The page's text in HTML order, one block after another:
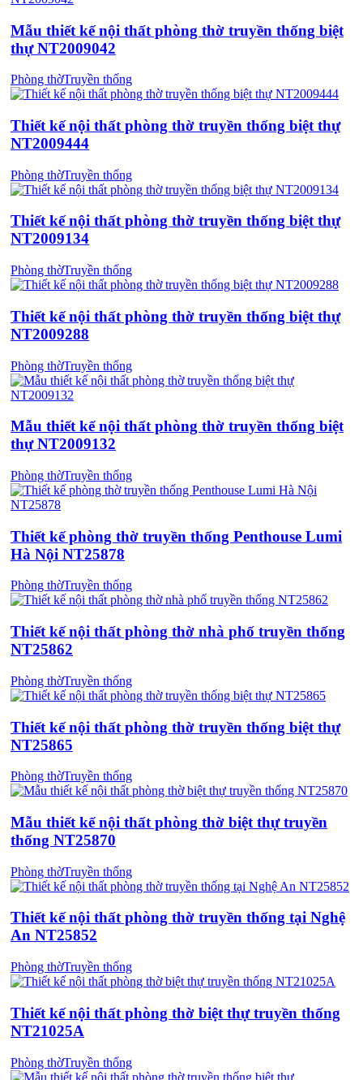
Mẫu thiết kế nội thất phòng thờ truyền thống biệt
thự NT2009042
Phòng thờTruyền thống
Thiết kế nội thất phòng thờ truyền thống biệt thự
NT2009444
Phòng thờTruyền thống
Thiết kế nội thất phòng thờ truyền thống biệt thự
NT2009134
Phòng thờTruyền thống
Thiết kế nội thất phòng thờ truyền thống biệt thự
NT2009288
Phòng thờTruyền thống
Mẫu thiết kế nội thất phòng thờ truyền thống biệt
thự NT2009132
Phòng thờTruyền thống
Thiết kế phòng thờ truyền thống Penthouse Lumi
Hà Nội NT25878
Phòng thờTruyền thống
Thiết kế nội thất phòng thờ nhà phố truyền thống
NT25862
Phòng thờTruyền thống
Thiết kế nội thất phòng thờ truyền thống biệt thự
NT25865
Phòng thờTruyền thống
Mẫu thiết kế nội thất phòng thờ biệt thự truyền
thống NT25870
Phòng thờTruyền thống
Thiết kế nội thất phòng thờ truyền thống tại Nghệ
An NT25852
Phòng thờTruyền thống
Thiết kế nội thất phòng thờ biệt thự truyền thống
NT21025A
Phòng thờTruyền thống